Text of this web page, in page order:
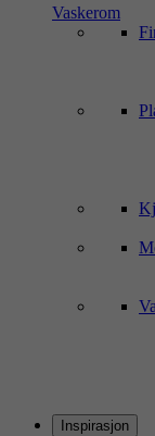
Vaskerom
Inspirasjon